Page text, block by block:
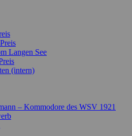
Langen See
(intern)
– Kommodore des WSV 1921